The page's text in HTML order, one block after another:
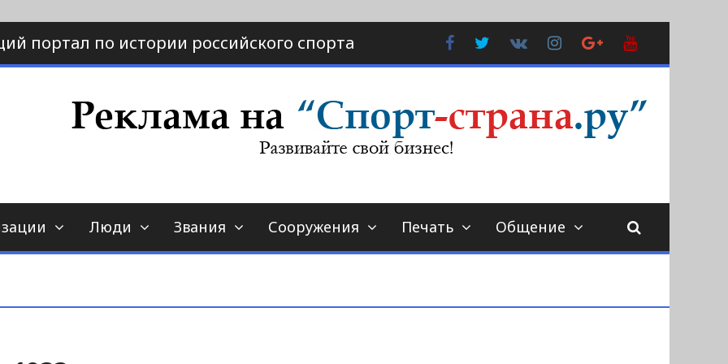
портал по истории российского спорта FacebookTwitter
Контакте
Instagram
Google
Plus
страна.ру
по истории спорта
Люди Звания Сооружения Печать Общение